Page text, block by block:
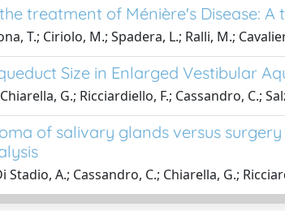
treatment of Ménière's Disease:
T.; Ciriolo, M.; Spadera, L.; Ralli, M.;
Size in Enlarged Vestibular
G.; Ricciardiello, F.; Cassandro, C.;
of salivary glands versus
A.; Cassandro, C.; Chiarella, G.;